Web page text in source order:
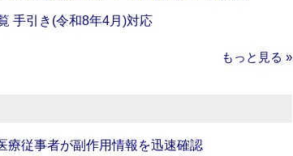
手引き(令和8年4月)対応
もっと見る »
療従事者が副作用情報を迅速確認